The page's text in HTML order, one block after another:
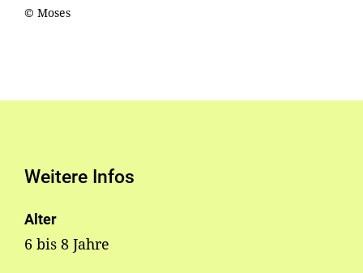
© Moses
Weitere Infos
Alter
6 bis 8 Jahre